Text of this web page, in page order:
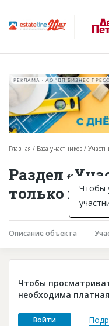
Горячие объекты
База строящихся
Инвестпроекты
Глоссарий
Платные услуги
Пресс-релизы
РЕКЛАМА • АО "ДП БИЗНЕС
Главная База участников
Раздел
только
Описание объекта
Чтобы
необходима
Войти
Чтобы